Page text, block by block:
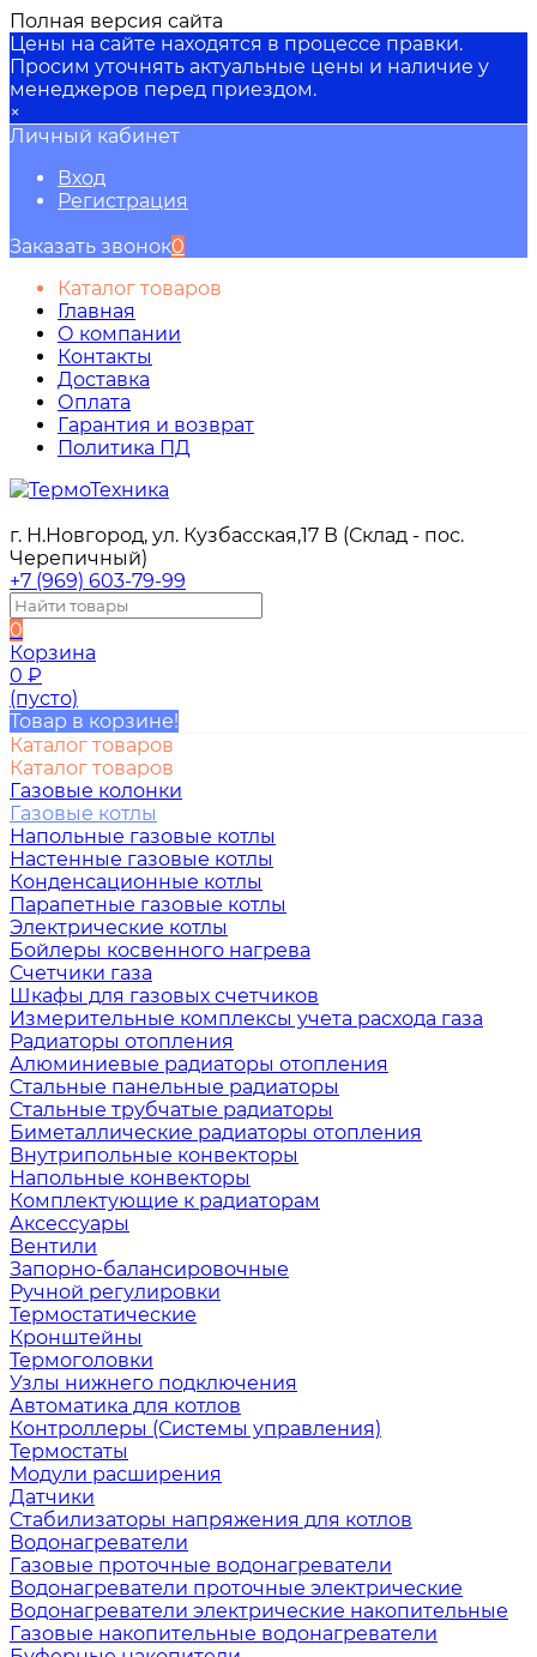
Полная версия сайта
Цены на сайте находятся в процессе правки.
Просим уточнять актуальные цены и наличие у
менеджеров перед приездом.
×
Личный кабинет
Вход
Регистрация
Заказать звонок0
Каталог товаров
Главная
О компании
Контакты
Доставка
Оплата
Гарантия и возврат
Политика ПД
г. Н.Новгород, ул. Кузбасская,17 В (Склад - пос.
Черепичный)
+7 (969) 603-79-99
0
Корзина
0 ₽
(пусто)
Товар в корзине!
Каталог товаров
Каталог товаров
Газовые колонки
Газовые котлы
Напольные газовые котлы
Настенные газовые котлы
Конденсационные котлы
Парапетные газовые котлы
Электрические котлы
Бойлеры косвенного нагрева
Счетчики газа
Шкафы для газовых счетчиков
Измерительные комплексы учета расхода газа
Радиаторы отопления
Алюминиевые радиаторы отопления
Стальные панельные радиаторы
Стальные трубчатые радиаторы
Биметаллические радиаторы отопления
Внутрипольные конвекторы
Напольные конвекторы
Комплектующие к радиаторам
Аксессуары
Вентили
Запорно-балансировочные
Ручной регулировки
Термостатические
Кронштейны
Термоголовки
Узлы нижнего подключения
Автоматика для котлов
Контроллеры (Системы управления)
Термостаты
Модули расширения
Датчики
Стабилизаторы напряжения для котлов
Водонагреватели
Газовые проточные водонагреватели
Водонагреватели проточные электрические
Водонагреватели электрические накопительные
Газовые накопительные водонагреватели